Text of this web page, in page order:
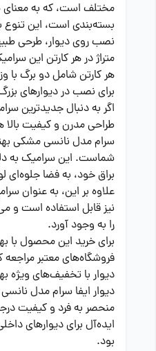
مختلف است، که به
بسته‌بندی است، این
نصب روی دیوار، طرحی
برای نصب در دیوارهای
اگر به دنبال جدیدترین
طراحی مدرن و کیفیت بالا
سرام مدل نانسی مشکی
شماست. این سرامیک به
براق خود، به فضا
علاوه بر این، به عنوان
نیز قابل استفاده است و
را به وجود آورد.
برای خرید این محصول با
فروشگاه‌های معتبر
دیوار با تخفیف‌های ویژه
دیوار ایفا سرام مدل
منحصر به فرد و کیفیت
ایده‌آل برای دیوارهای
بود.